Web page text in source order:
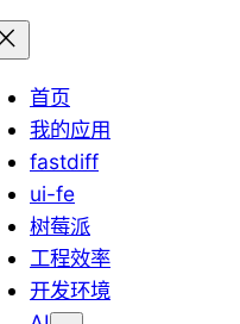
首页
我的应用
fastdiff
ui-fe
树莓派
工程效率
开发环境